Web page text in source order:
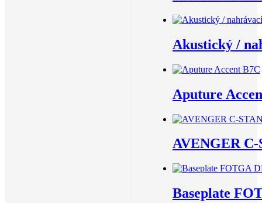
Akustický /
Aputure
AVENGER C-
Baseplate